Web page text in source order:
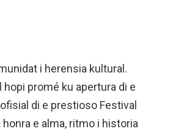
i herensia kultural.
promé ku apertura di e
di e prestioso Festival
e alma, ritmo i historia